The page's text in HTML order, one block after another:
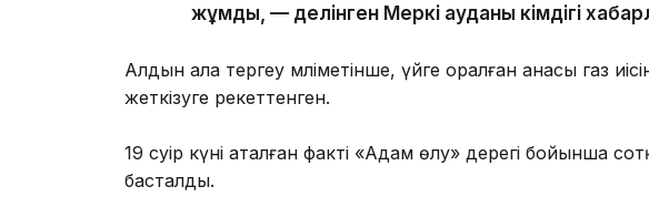
жұмды, — делінген Меркі ауданы әкімдігі
Алдын ала тергеу мәліметінше, үйге оралған анасы газ
жеткізуге әрекеттенген.
19 сәуір күні аталған факті «Адам өлу» дерегі бойынша
басталды.